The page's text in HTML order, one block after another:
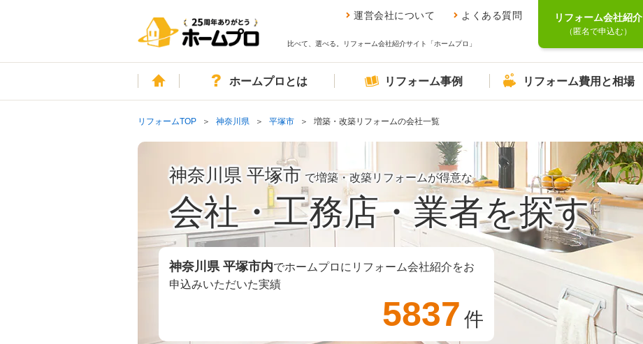
運営会社について よくある質問
比べて、選べる。リフォーム会社紹介サイト「ホームプロ」
リフォーム会社紹介
（匿名で申込む）
ホームホームプロとは リフォーム事例 リフォーム費用と相場
リフォームTOP 神奈川県 平塚市 増築・改築リフォームの会社一覧
神奈川県 平塚市 で増築・改築リフォームが得意な
会社・工務店・業者を探す
神奈川県 平塚市内でホームプロにリフォーム会社紹介をお
申込みいただいた実績
5837 件